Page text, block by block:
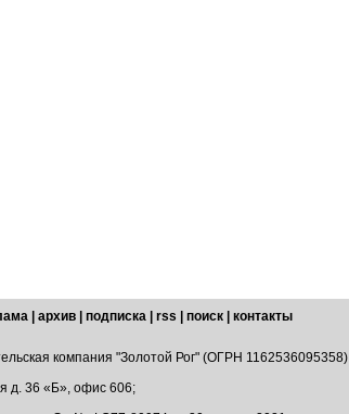
архив подписка rss поиск
контакты
компания "Золотой Рог" (ОГРН 1162536095358)
д. 36 «Б», офис 606;